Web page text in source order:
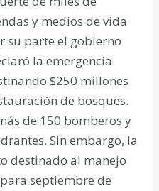
y medios de vida
su parte el gobierno
la emergencia
$250 millones
de bosques.
de 150 bomberos y
Sin embargo, la
destinado al manejo
septiembre de